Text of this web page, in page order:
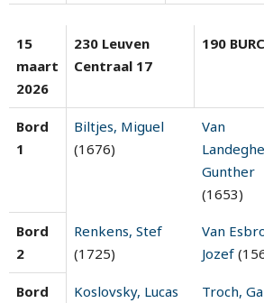
15
maart
2026
230 Leuven
Centraal 17
190
Bord
1
Biltjes, Miguel
(1676)
Van
Gunther
(1653)
Bord
2
Renkens, Stef
(1725)
Van
Jozef
Bord
Koslovsky, Lucas
Troch,